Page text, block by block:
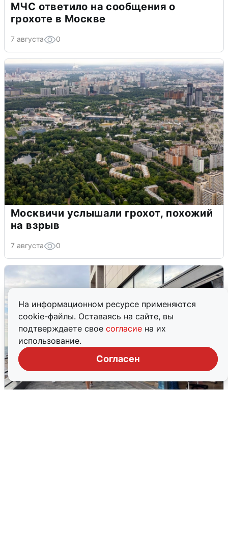
На информационном ресурсе применяются
cookie-файлы. Оставаясь на сайте, вы
подтверждаете свое согласие на их
использование.
Согласен
МЧС ответило на сообщения о
грохоте в Москве
7 августа 0
Москвичи услышали грохот, похожий
на взрыв
7 августа 0